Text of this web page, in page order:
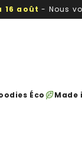
16 août - Nous
Éco Made